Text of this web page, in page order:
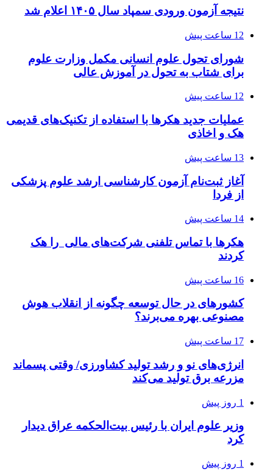
نتیجه آزمون ورودی سمپاد سال ۱۴۰۵ اعلام شد
12 ساعت پیش
شورای تحول علوم انسانی مکمل وزارت علوم
برای شتاب به تحول در آموزش عالی
12 ساعت پیش
عملیات جدید هکرها با استفاده از تکنیک‌های قدیمی
هک و اخاذی
13 ساعت پیش
آغاز ثبت‌نام‌ آزمون کارشناسی ارشد علوم پزشکی
از فردا
14 ساعت پیش
هکرها با تماس تلفنی شرکت‌های مالی را هک
کردند
16 ساعت پیش
کشورهای در حال توسعه چگونه از انقلاب هوش
مصنوعی بهره می‌برند؟
17 ساعت پیش
انرژی‌های نو و رشد تولید کشاورزی/ وقتی پسماند
مزرعه‌ برق تولید می‌کند
1 روز پیش
وزیر علوم ایران با رئیس بیت‌الحکمه عراق دیدار
کرد
1 روز پیش